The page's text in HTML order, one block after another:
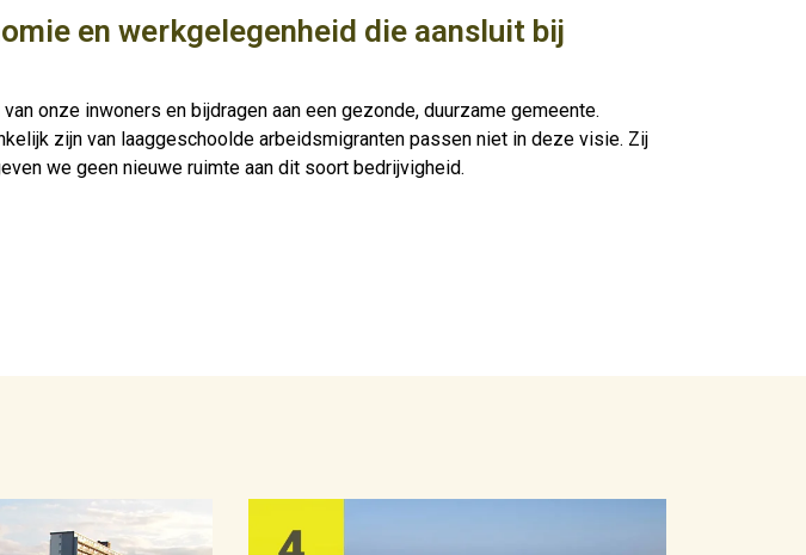
en werkgelegenheid die aansluit bij
onze inwoners en bijdragen aan een gezonde, duurzame gemeente.
zijn van laaggeschoolde arbeidsmigranten passen niet in deze visie. Zij
we geen nieuwe ruimte aan dit soort bedrijvigheid.